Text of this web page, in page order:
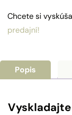
/
Pravá
Chcete si
predajní!
Popis